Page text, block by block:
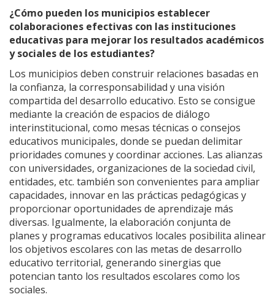
¿Cómo pueden los municipios establecer
colaboraciones efectivas con las instituciones
educativas para mejorar los resultados académicos
y sociales de los estudiantes?
Los municipios deben construir relaciones basadas en
la confianza, la corresponsabilidad y una visión
compartida del desarrollo educativo. Esto se consigue
mediante la creación de espacios de diálogo
interinstitucional, como mesas técnicas o consejos
educativos municipales, donde se puedan delimitar
prioridades comunes y coordinar acciones. Las alianzas
con universidades, organizaciones de la sociedad civil,
entidades, etc. también son convenientes para ampliar
capacidades, innovar en las prácticas pedagógicas y
proporcionar oportunidades de aprendizaje más
diversas. Igualmente, la elaboración conjunta de
planes y programas educativos locales posibilita alinear
los objetivos escolares con las metas de desarrollo
educativo territorial, generando sinergias que
potencian tanto los resultados escolares como los
sociales.